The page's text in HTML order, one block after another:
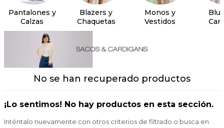
Pantalones y
Calzas
Blazers y
Chaquetas
Monos y
Vestidos
No se han recuperado productos
¡Lo sentimos! No hay productos en esta sección.
Inténtalo nuevamente con otros criterios de filtrado o busca en